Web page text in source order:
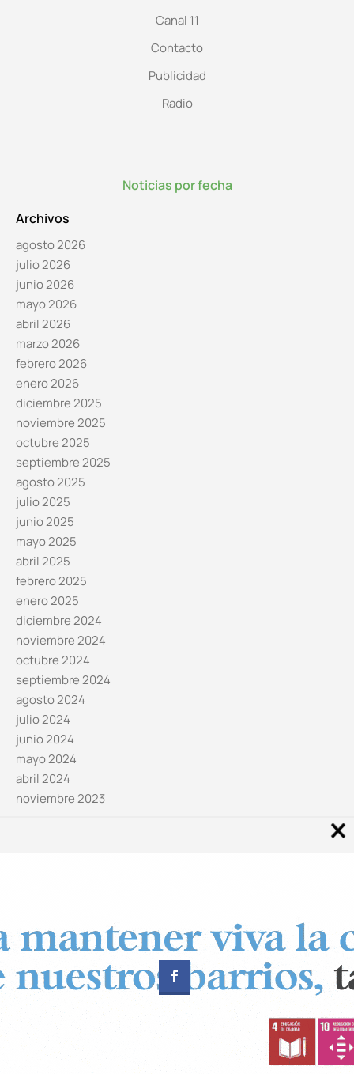
Canal 11
Contacto
Publicidad
Radio
Noticias por fecha
Archivos
agosto 2026
julio 2026
junio 2026
mayo 2026
abril 2026
marzo 2026
febrero 2026
enero 2026
diciembre 2025
noviembre 2025
octubre 2025
septiembre 2025
agosto 2025
julio 2025
junio 2025
mayo 2025
abril 2025
febrero 2025
enero 2025
diciembre 2024
noviembre 2024
octubre 2024
septiembre 2024
agosto 2024
julio 2024
junio 2024
mayo 2024
abril 2024
noviembre 2023